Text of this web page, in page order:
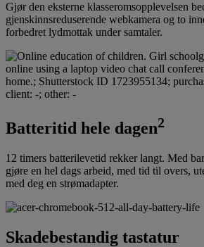
Gjør den eksterne klasseromsopplevelsen
gjenskinnsreduserende webkamera og to
forbedret lydmottak under samtaler.
Batteritid hele dagen2
12 timers batterilevetid rekker langt. Med
gjøre en hel dags arbeid, med tid til overs,
med deg en strømadapter.
Skadebestandig tastatur